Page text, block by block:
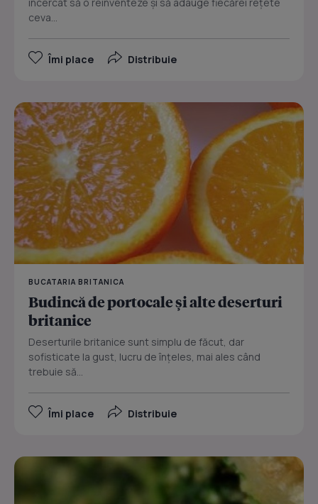
ceva...
Îmi place Distribuie
BUCATARIA BRITANICA
Budincă de portocale şi alte deserturi
britanice
Deserturile britanice sunt simplu de făcut, dar
sofisticate la gust, lucru de înţeles, mai ales când
trebuie să...
Îmi place Distribuie